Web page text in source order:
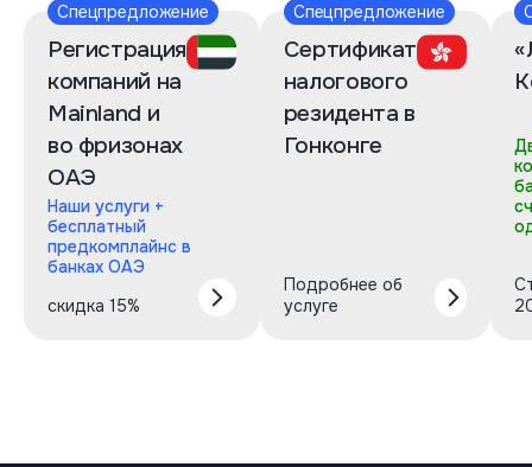
Спецпредложение
Регистрация
компаний на
Mainland и
во фризонах
ОАЭ
Наши услуги +
бесплатный
предкомплайнс в
банках ОАЭ
скидка 15%
Спецпредложение
Сертификат
налогового
резидента в
Гонконге
Подробнее об
услуге